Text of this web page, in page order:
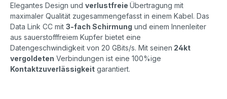
Elegantes Design und verlustfreie Übertragung mit
maximaler Qualität zugesammengefasst in einem Kabel. Das
Data Link CC mit 3-fach Schirmung und einem Innenleiter
aus sauerstofffreiem Kupfer bietet eine
Datengeschwindigkeit von 20 GBits/s. Mit seinen 24kt
vergoldeten Verbindungen ist eine 100%ige
Kontaktzuverlässigkeit garantiert.